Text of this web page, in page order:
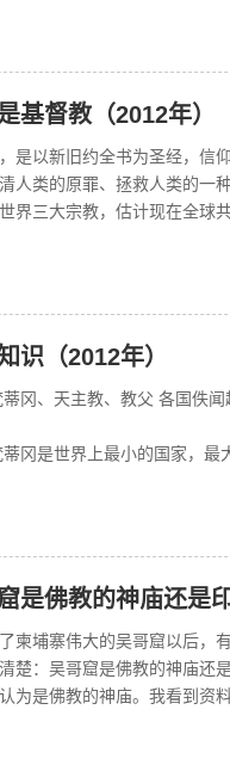
基督教（2012年）
是以新旧约全书为圣经，信
人类的原罪、拯救人类的一
界三大宗教，估计现在全球
识（2012年）
蒂冈、天主教、教父 各国佚
教 梵
蒂冈是世界上最小的国家，
是佛教的神庙还是
柬埔寨伟大的吴哥窟以后，
楚：吴哥窟是佛教的神庙
为是佛教的神庙。我看到资